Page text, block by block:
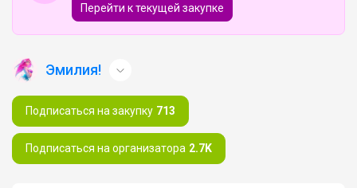
Перейти к текущей закупке
Эмилия!
Подписаться на закупку 713
Подписаться на организатора 2.7K